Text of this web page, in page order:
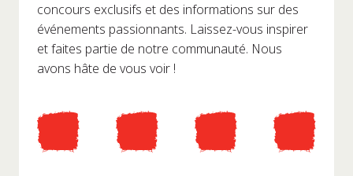
concours exclusifs et des informations sur des
événements passionnants. Laissez-vous inspirer
et faites partie de notre communauté. Nous
avons hâte de vous voir !